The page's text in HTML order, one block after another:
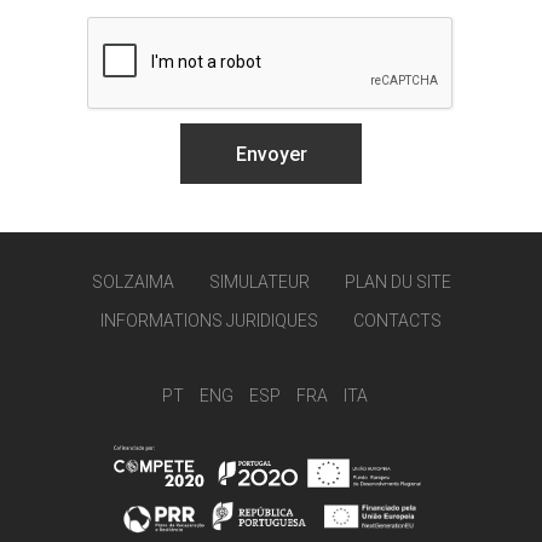
SOLZAIMA SIMULATEUR
PLAN DU SITE
INFORMATIONS JURIDIQUES
CONTACTS
PT ENG ESP FRA ITA